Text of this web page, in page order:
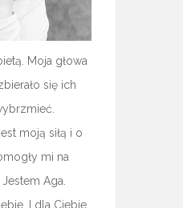
Moja głowa
się ich
moją siłą i o
mi na
Aga.
I dla Ciebie.